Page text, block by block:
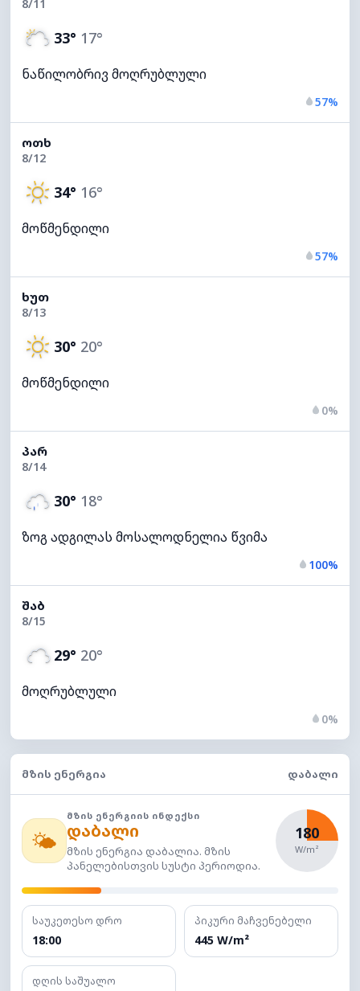
8/11
33° 17°
ნაწილობრივ მოღრუბლული
57%
ᲝᲗᲮ
8/12
34° 16°
მოწმენდილი
57%
ᲮᲣᲗ
8/13
30° 20°
მოწმენდილი
0%
ᲞᲐᲠ
8/14
30° 18°
ზოგ ადგილას მოსალოდნელია წვიმა
100%
ᲨᲐᲑ
8/15
29° 20°
მოღრუბლული
0%
ᲛᲖᲘᲡ ᲔᲜᲔᲠᲒᲘᲐ ᲓᲐᲑᲐᲚᲘ
🌤️
ᲛᲖᲘᲡ ᲔᲜᲔᲠᲒᲘᲘᲡ ᲘᲜᲓᲔᲥᲡᲘ
დაბალი
მზის ენერგია დაბალია. მზის
პანელებისთვის სუსტი პერიოდია.
180
W/m²
საუკეთესო დრო
18:00
პიკური მაჩვენებელი
445 W/m²
დღის საშუალო